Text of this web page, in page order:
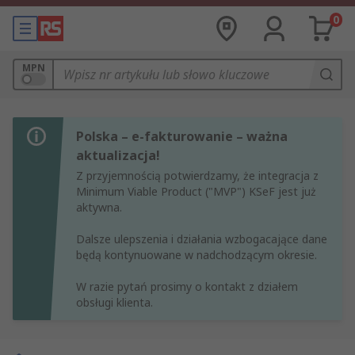
0
MPN
Polska – e-fakturowanie – ważna
aktualizacja!
Z przyjemnością potwierdzamy, że integracja z
Minimum Viable Product ("MVP") KSeF jest już
aktywna.
Dalsze ulepszenia i działania wzbogacające dane
będą kontynuowane w nadchodzącym okresie.
W razie pytań prosimy o kontakt z działem
obsługi klienta.